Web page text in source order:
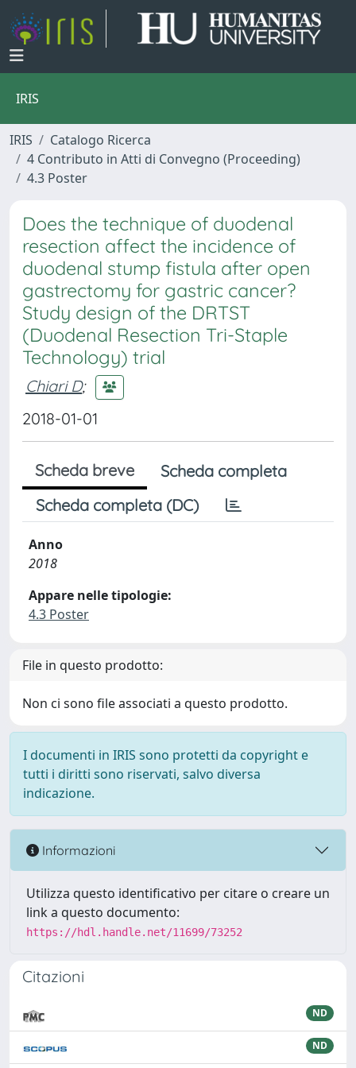
IRIS
IRIS
Catalogo Ricerca
4 Contributo in Atti di Convegno (Proceeding)
4.3 Poster
Does the technique of duodenal
resection affect the incidence of
duodenal stump fistula after open
gastrectomy for gastric cancer?
Study design of the DRTST
(Duodenal Resection Tri-Staple
Technology) trial
Chiari D;
2018-01-01
Scheda breve
Scheda completa
Scheda completa (DC)
Anno
2018
Appare nelle tipologie:
4.3 Poster
File in questo prodotto:
Non ci sono file associati a questo prodotto.
I documenti in IRIS sono protetti da copyright e
tutti i diritti sono riservati, salvo diversa
indicazione.
Informazioni
Utilizza questo identificativo per citare o creare un
link a questo documento:
https://hdl.handle.net/11699/73252
Citazioni
ND
ND